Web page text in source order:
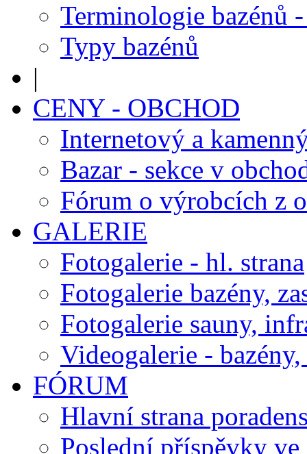
Terminologie bazénů
Typy bazénů
|
CENY - OBCHOD
Internetový a
Bazar - sekce v
Fórum o výrobcích z
GALERIE
Fotogalerie - hl. strana
Fotogalerie bazény,
Fotogalerie sauny,
Videogalerie - bazény,
FÓRUM
Hlavní strana
Poslední příspěvky